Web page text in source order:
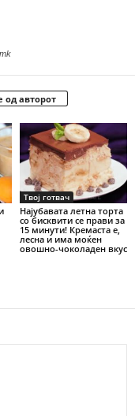
од авторот
Твој готвач
Најубавата летна торта
со бисквити се прави за
15 минути! Кремаста е,
лесна и има моќен
овошно-чоколаден вкус